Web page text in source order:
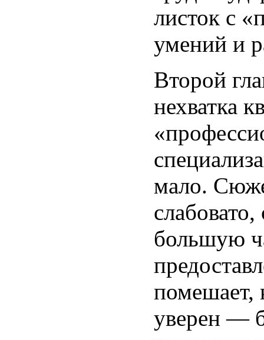
листок с
умений и
Второй
нехватка
мало.
большую
помешает,
уверен —